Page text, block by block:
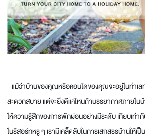
แม้ว่าบ้านของคุณหรือคอนโดของคุณจะอยู่ในทำเล
สะดวกสบาย แต่จะยิ่งดีแค่ไหนถ้าบรรยากาศภายใ
ให้ความรู้สึกของการพักผ่อนอย่างมีระดับ เทียบเท่
ในรีสอร์ทหรู ๆ เรามีเคล็ดลับในการเสกสรรบ้านให้